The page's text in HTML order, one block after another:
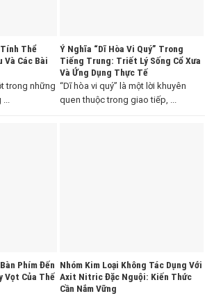
Thể
Và Các Bài
trong những
...
Ý Nghĩa “Dĩ Hòa Vi Quý” Trong
Tiếng Trung: Triết Lý Sống Cổ Xưa
Và Ứng Dụng Thực Tế
“Dĩ hòa vi quý” là một lời khuyên
quen thuộc trong giao tiếp, ...
Phím Đến
Vọt Của Thế
Nhóm Kim Loại Không Tác Dụng Với
Axit Nitric Đặc Nguội: Kiến Thức
Cần Nắm Vững